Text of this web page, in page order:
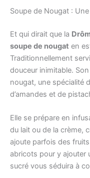
Soupe de Nougat :
Et qui dirait que la
soupe de nougat en
Traditionnellement
douceur inimitable.
nougat, une spécialité
d’amandes et de
Elle se prépare en
du lait ou de la crème,
ajoute parfois des
abricots pour y ajouter
sucré vous séduira à